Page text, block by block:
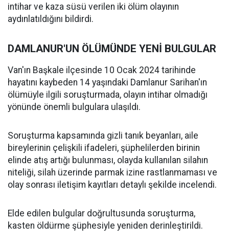
intihar ve kaza süsü verilen iki ölüm olayının
aydınlatıldığını bildirdi.
DAMLANUR'UN ÖLÜMÜNDE YENİ BULGULAR
Van'ın Başkale ilçesinde 10 Ocak 2024 tarihinde
hayatını kaybeden 14 yaşındaki Damlanur Sarihan'ın
ölümüyle ilgili soruşturmada, olayın intihar olmadığı
yönünde önemli bulgulara ulaşıldı.
Soruşturma kapsamında gizli tanık beyanları, aile
bireylerinin çelişkili ifadeleri, şüphelilerden birinin
elinde atış artığı bulunması, olayda kullanılan silahın
niteliği, silah üzerinde parmak izine rastlanmaması ve
olay sonrası iletişim kayıtları detaylı şekilde incelendi.
Elde edilen bulgular doğrultusunda soruşturma,
kasten öldürme şüphesiyle yeniden derinleştirildi.